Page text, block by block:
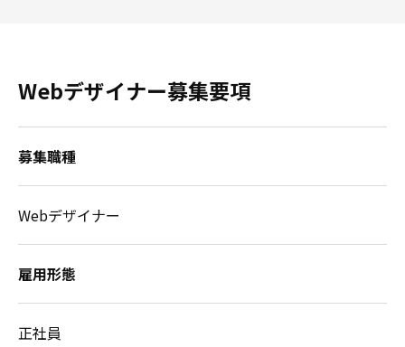
Webデザイナー募集要項
募集職種
Webデザイナー
雇用形態
正社員